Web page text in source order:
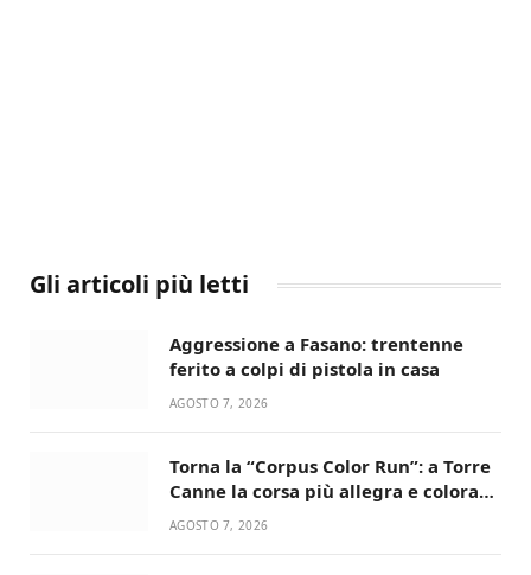
Gli articoli più letti
Aggressione a Fasano: trentenne
ferito a colpi di pistola in casa
AGOSTO 7, 2026
Torna la “Corpus Color Run”: a Torre
Canne la corsa più allegra e colorata
dell’estate!
AGOSTO 7, 2026